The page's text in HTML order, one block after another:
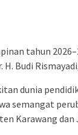
tahun
Budi Rismayadi,
dunia
semangat
Karawang dan